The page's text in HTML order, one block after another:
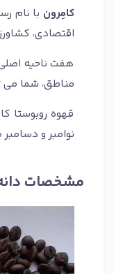
کامِرون با نام
اقتصادی،
هفت ناحیه
مناطق، شما می
قهوه روبوستا
نوامبر و
مشخصات